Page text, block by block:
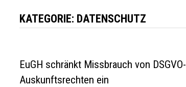
KATEGORIE: DATENSCHUTZ
EuGH schränkt Missbrauch von DSGVO-
Auskunftsrechten ein